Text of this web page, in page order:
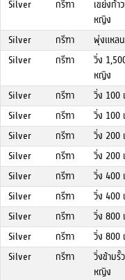
Silver
กรีฑา
เขย่งก้า
หญิง
Silver กรีฑา พุ่งแหล
Silver
กรีฑา
วิ่ง
หญิง
Silver กรีฑา วิ่ง 100
Silver
กรีฑา วิ่ง 100
Silver
กรีฑา วิ่ง 200
Silver
กรีฑา วิ่ง 200
Silver
กรีฑา วิ่ง 400
Silver
กรีฑา วิ่ง 400
Silver
กรีฑา วิ่ง 800
Silver
กรีฑา วิ่ง 800
Silver
กรีฑา
วิ่งข้าม
หญิง